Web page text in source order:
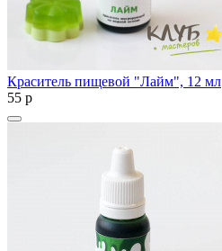
Краситель пищевой "Лайм", 12 мл
55 p